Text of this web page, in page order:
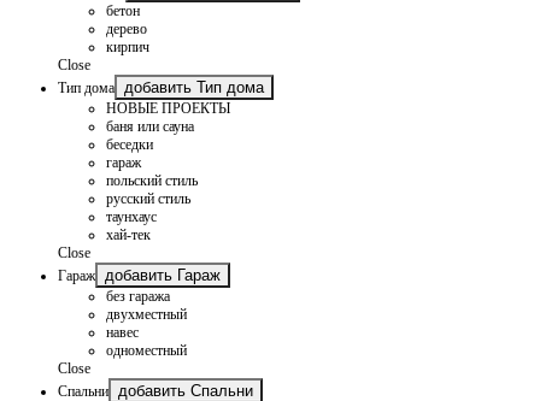
бетон
дерево
кирпич
Close
Тип дома
добавить Тип дома
НОВЫЕ ПРОЕКТЫ
баня или сауна
беседки
гараж
польский стиль
русский стиль
таунхаус
хай-тек
Close
Гараж
добавить Гараж
без гаража
двухместный
навес
одноместный
Close
Спальни
добавить Спальни